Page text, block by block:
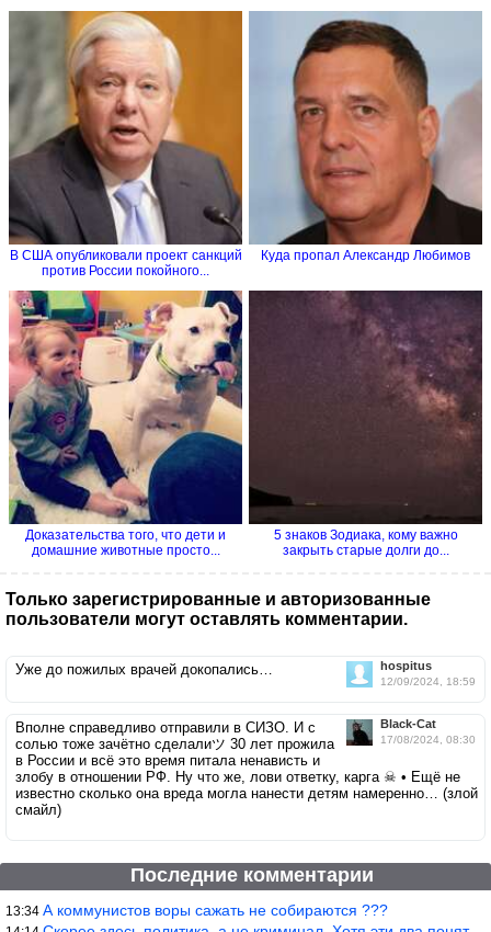
В США опубликовали проект санкций
против России покойного...
Куда пропал Александр Любимов
Доказательства того, что дети и
домашние животные просто...
5 знаков Зодиака, кому важно
закрыть старые долги до...
Только зарегистрированные и авторизованные
пользователи могут оставлять комментарии.
hospitus
12/09/2024, 18:59
Уже до пожилых врачей докопались…
Black-Cat
17/08/2024, 08:30
Вполне справедливо отправили в СИЗО. И с
солью тоже зачётно сделалиツ 30 лет прожила
в России и всё это время питала ненависть и
злобу в отношении РФ. Ну что же, лови ответку, карга ☠ • Ещё не
известно сколько она вреда могла нанести детям намеренно… (злой
смайл)
Последние комментарии
13:34 А коммунистов воры сажать не собираются ???